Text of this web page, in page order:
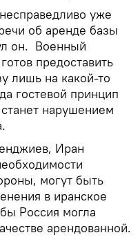
уже
об аренде базы
он. Военный
предоставить
лишь на какой-то
гостевой принцип
нарушением
Иран
могут быть
в иранское
Россия могла
арендованной.